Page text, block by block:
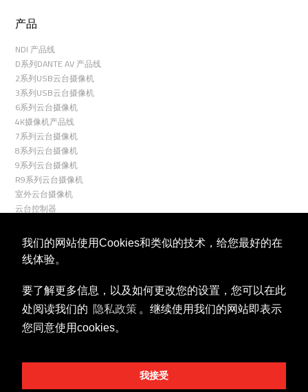
我们的网站使用Cookies和类似的技术，给您最好的在
线体验。
要了解更多信息，以及如何更改您的设置，您可以在此
处阅读我们的 隐私政策 。继续使用我们的网站即表示
您同意使用cookies。
我接受
产品
NDI 产品线
D系列DANTE AV 产品线
2系列USB云台摄像机
3系列USB云台摄像机
6系列云台摄像机
4K摄像机产品线
7系列云台摄像机
8系列云台摄像机
9系列云台摄像机
R9系列云台摄像机
室外云台摄像机
云台控制器
关联